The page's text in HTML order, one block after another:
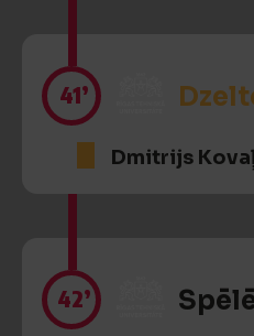
41’
Dmitrijs
42’